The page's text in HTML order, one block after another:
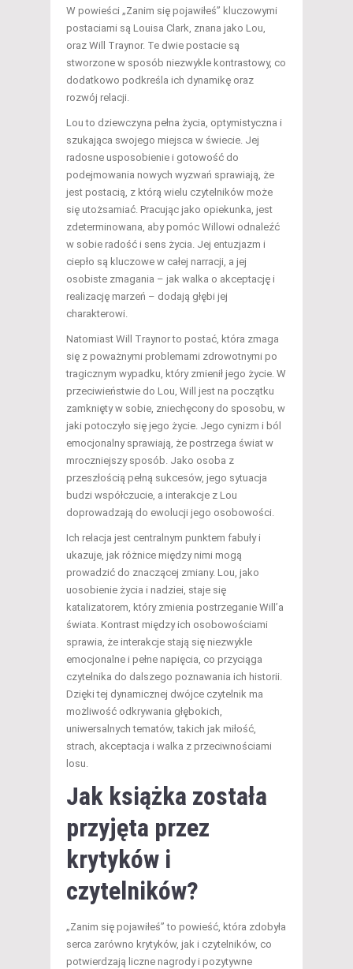
W powieści „Zanim się pojawiłeś” kluczowymi
postaciami są Louisa Clark, znana jako Lou,
oraz Will Traynor. Te dwie postacie są
stworzone w sposób niezwykle kontrastowy, co
dodatkowo podkreśla ich dynamikę oraz
rozwój relacji.
Lou to dziewczyna pełna życia, optymistyczna i
szukająca swojego miejsca w świecie. Jej
radosne usposobienie i gotowość do
podejmowania nowych wyzwań sprawiają, że
jest postacią, z którą wielu czytelników może
się utożsamiać. Pracując jako opiekunka, jest
zdeterminowana, aby pomóc Willowi odnaleźć
w sobie radość i sens życia. Jej entuzjazm i
ciepło są kluczowe w całej narracji, a jej
osobiste zmagania – jak walka o akceptację i
realizację marzeń – dodają głębi jej
charakterowi.
Natomiast Will Traynor to postać, która zmaga
się z poważnymi problemami zdrowotnymi po
tragicznym wypadku, który zmienił jego życie. W
przeciwieństwie do Lou, Will jest na początku
zamknięty w sobie, zniechęcony do sposobu, w
jaki potoczyło się jego życie. Jego cynizm i ból
emocjonalny sprawiają, że postrzega świat w
mroczniejszy sposób. Jako osoba z
przeszłością pełną sukcesów, jego sytuacja
budzi współczucie, a interakcje z Lou
doprowadzają do ewolucji jego osobowości.
Ich relacja jest centralnym punktem fabuły i
ukazuje, jak różnice między nimi mogą
prowadzić do znaczącej zmiany. Lou, jako
uosobienie życia i nadziei, staje się
katalizatorem, który zmienia postrzeganie Will’a
świata. Kontrast między ich osobowościami
sprawia, że interakcje stają się niezwykle
emocjonalne i pełne napięcia, co przyciąga
czytelnika do dalszego poznawania ich historii.
Dzięki tej dynamicznej dwójce czytelnik ma
możliwość odkrywania głębokich,
uniwersalnych tematów, takich jak miłość,
strach, akceptacja i walka z przeciwnościami
losu.
Jak książka została
przyjęta przez
krytyków i
czytelników?
„Zanim się pojawiłeś” to powieść, która zdobyła
serca zarówno krytyków, jak i czytelników, co
potwierdzają liczne nagrody i pozytywne